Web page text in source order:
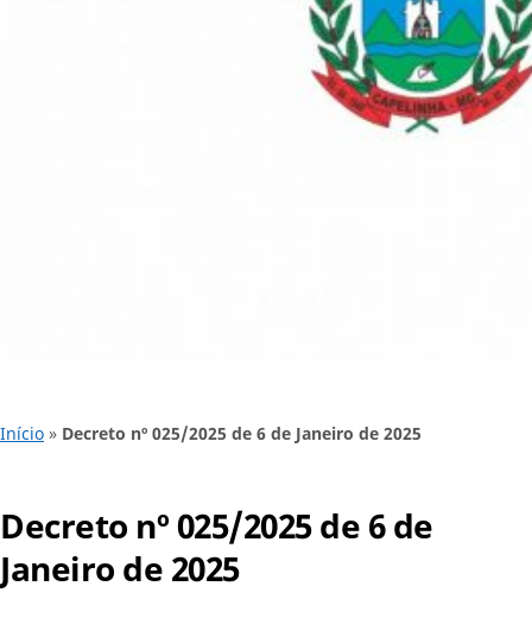
Início » Decreto nº 025/2025 de 6 de Janeiro de 2025
Decreto nº 025/2025 de 6 de
Janeiro de 2025